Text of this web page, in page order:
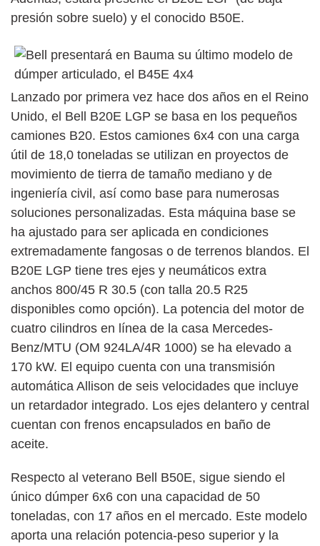
presión sobre suelo) y el conocido B50E.
Lanzado por primera vez hace dos años en el Reino
Unido, el Bell B20E LGP se basa en los pequeños
camiones B20. Estos camiones 6x4 con una carga
útil de 18,0 toneladas se utilizan en proyectos de
movimiento de tierra de tamaño mediano y de
ingeniería civil, así como base para numerosas
soluciones personalizadas. Esta máquina base se
ha ajustado para ser aplicada en condiciones
extremadamente fangosas o de terrenos blandos. El
B20E LGP tiene tres ejes y neumáticos extra
anchos 800/45 R 30.5 (con talla 20.5 R25
disponibles como opción). La potencia del motor de
cuatro cilindros en línea de la casa Mercedes-
Benz/MTU (OM 924LA/4R 1000) se ha elevado a
170 kW. El equipo cuenta con una transmisión
automática Allison de seis velocidades que incluye
un retardador integrado. Los ejes delantero y central
cuentan con frenos encapsulados en baño de
aceite.
Respecto al veterano Bell B50E, sigue siendo el
único dúmper 6x6 con una capacidad de 50
toneladas, con 17 años en el mercado. Este modelo
aporta una relación potencia-peso superior y la